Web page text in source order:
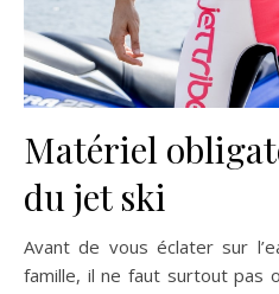
Matériel
du jet ski
Avant de vous éclater sur
famille, il ne faut surtout pas